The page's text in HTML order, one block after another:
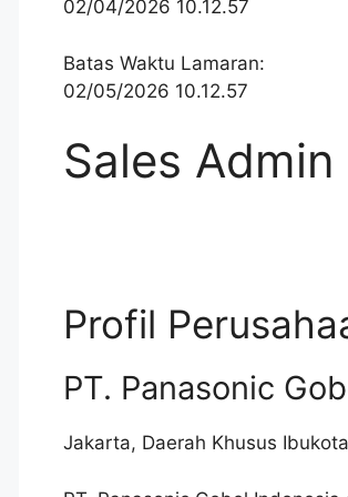
02/04/2026 10.12.57
Batas Waktu Lamaran:
02/05/2026 10.12.57
Sales
Profil
PT. Panasonic
Jakarta, Daerah Khusus